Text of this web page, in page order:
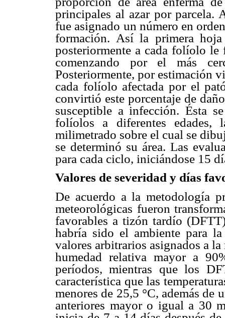
principales al azar por parcela.
fue asignado un número en
formación. Así la primera
posteriormente a cada folíolo
comenzando por el más
Posteriormente, por estimación
cada folíolo afectada por el
convirtió este porcentaje de
susceptible a infección. Ésta
folíolos a diferentes
milimetrado sobre el cual se
se determinó su área. Las
para cada ciclo, iniciándose 15
Valores de severidad y días
De acuerdo a la metodología
meteorológicas fueron
favorables a tizón tardío
habría sido el ambiente para
valores arbitrarios asignados a
humedad relativa mayor a
períodos, mientras que los
característica que las
menores de 25,5 °C, además de
anteriores mayor o igual a 30